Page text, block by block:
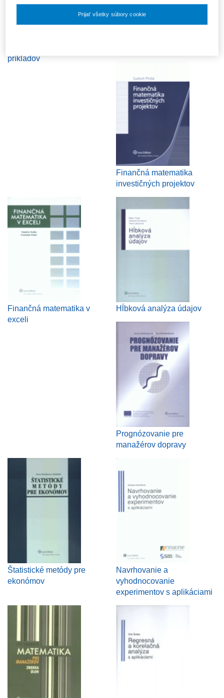
príkladov
Finančná matematika
investičných projektov
Finančná matematika v
exceli
Hĺbková analýza údajov
Prognózovanie pre
manažérov dopravy
Štatistické metódy pre
ekonómov
Navrhovanie a
vyhodnocovanie
experimentov s aplikáciami
Prijať všetky súbory cookie